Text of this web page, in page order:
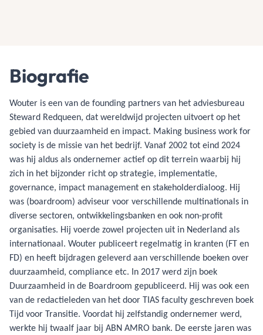
Biografie
Wouter is een van de founding partners van het adviesbureau
Steward Redqueen, dat wereldwijd projecten uitvoert op het
gebied van duurzaamheid en impact. Making business work for
society is de missie van het bedrijf. Vanaf 2002 tot eind 2024
was hij aldus als ondernemer actief op dit terrein waarbij hij
zich in het bijzonder richt op strategie, implementatie,
governance, impact management en stakeholderdialoog. Hij
was (boardroom) adviseur voor verschillende multinationals in
diverse sectoren, ontwikkelingsbanken en ook non-profit
organisaties. Hij voerde zowel projecten uit in Nederland als
internationaal. Wouter publiceert regelmatig in kranten (FT en
FD) en heeft bijdragen geleverd aan verschillende boeken over
duurzaamheid, compliance etc. In 2017 werd zijn boek
Duurzaamheid in de Boardroom gepubliceerd. Hij was ook een
van de redactieleden van het door TIAS faculty geschreven boek
Tijd voor Transitie. Voordat hij zelfstandig ondernemer werd,
werkte hij twaalf jaar bij ABN AMRO bank. De eerste jaren was